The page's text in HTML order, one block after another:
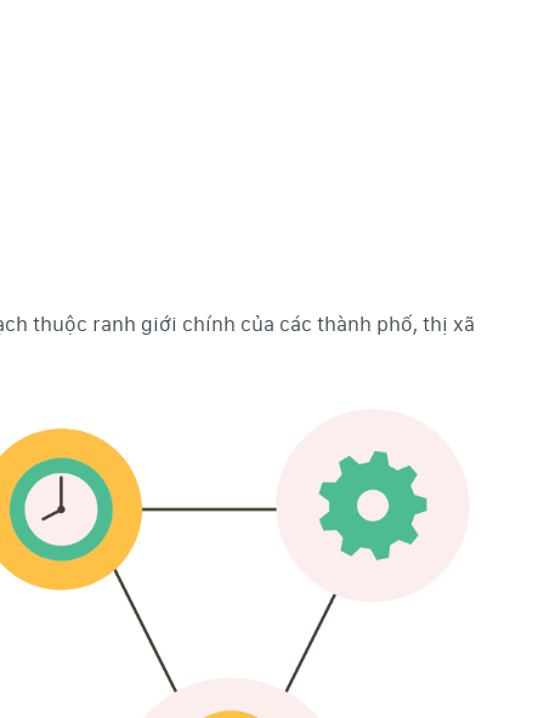
thuộc ranh giới chính của các thành phố, thị xã